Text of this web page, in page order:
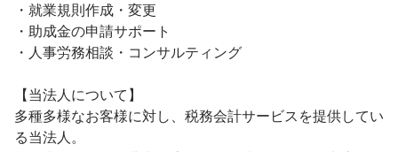
・就業規則作成・変更
・助成金の申請サポート
・人事労務相談・コンサルティング
【当法人について】
多種多様なお客様に対し、税務会計サービスを提供してい
る当法人。